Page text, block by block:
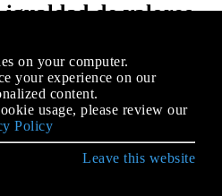
de valores
genérico requiere
que tienen un tipo genérico,
arg1, TBar arg2)
on your computer.
your experience on our
content.
usage, please review our
Policy
Leave this website